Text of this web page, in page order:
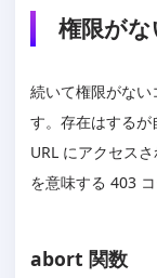
権限が
続いて権限がない
す。存在はする
URL にアクセス
を意味する 403
abort 関数